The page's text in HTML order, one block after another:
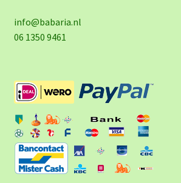
info@babaria.nl
06 1350 9461